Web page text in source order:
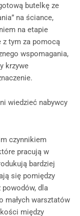
butelkę ze
na ściance,
na etapie
z tym za pomocą
wspomagania,
krzywe
wiedzieć nabywcy
czynnikiem
pracują w
bardziej
się pomiędzy
dla
małych warsztatów
między